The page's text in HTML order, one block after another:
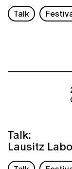
Talk
Talk:
Lausitz